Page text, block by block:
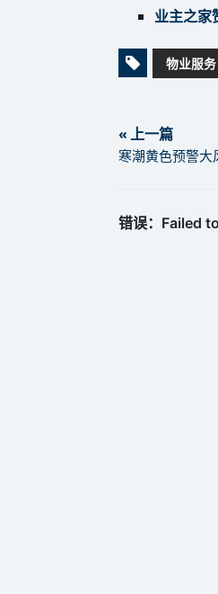
业主之家
物业服务
« 上一篇
寒潮黄色预警大